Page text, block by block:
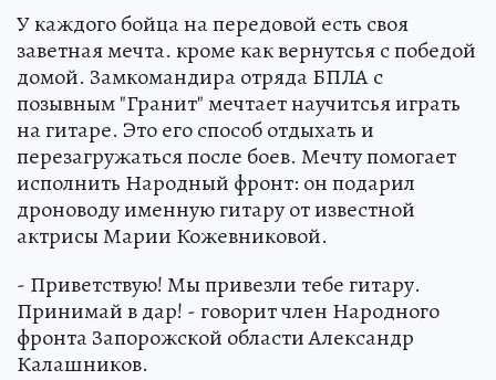
У каждого бойца на передовой есть своя
заветная мечта. кроме как вернутсья с победой
домой. Замкомандира отряда БПЛА с
позывным "Гранит" мечтает научитсья играть
на гитаре. Это его способ отдыхать и
перезагружаться после боев. Мечту помогает
исполнить Народный фронт: он подарил
дроноводу именную гитару от известной
актрисы Марии Кожевниковой.
- Приветствую! Мы привезли тебе гитару.
Принимай в дар! - говорит член Народного
фронта Запорожской области Александр
Калашников.